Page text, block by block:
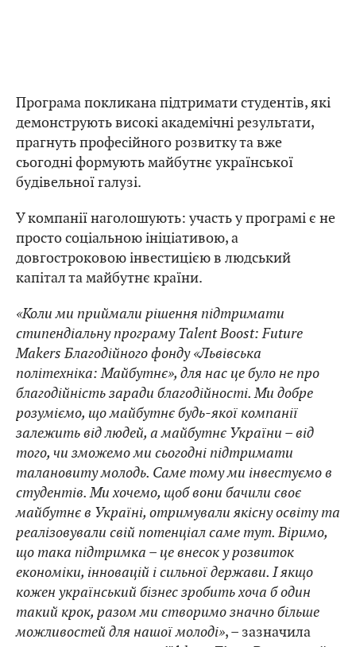
Програма покликана підтримати студентів, які
демонструють високі академічні результати,
прагнуть професійного розвитку та вже
сьогодні формують майбутнє української
будівельної галузі.
У компанії наголошують: участь у програмі є не
просто соціальною ініціативою, а
довгостроковою інвестицією в людський
капітал та майбутнє країни.
«Коли ми приймали рішення підтримати
стипендіальну програму Talent Boost: Future
Makers Благодійного фонду «Львівська
політехніка: Майбутнє», для нас це було не про
благодійність заради благодійності. Ми добре
розуміємо, що майбутнє будь-якої компанії
залежить від людей, а майбутнє України – від
того, чи зможемо ми сьогодні підтримати
талановиту молодь. Саме тому ми інвестуємо в
студентів. Ми хочемо, щоб вони бачили своє
майбутнє в Україні, отримували якісну освіту та
реалізовували свій потенціал саме тут. Віримо,
що така підтримка – це внесок у розвиток
економіки, інновацій і сильної держави. І якщо
кожен український бізнес зробить хоча б один
такий крок, разом ми створимо значно більше
можливостей для нашої молоді», – зазначила